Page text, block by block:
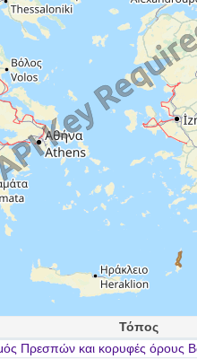
Τόπος
Πρεσπών και κορυφές όρους